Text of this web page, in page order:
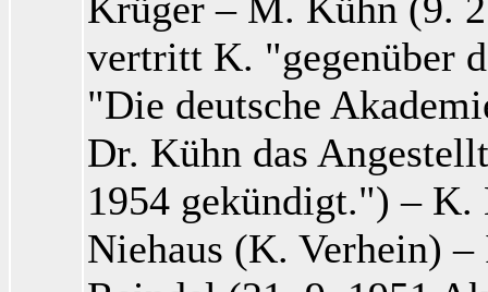
vertritt K. "gegenüber
"Die deutsche
Dr. Kühn das
1954 gekündigt.") –
Niehaus (K. Verhein) –